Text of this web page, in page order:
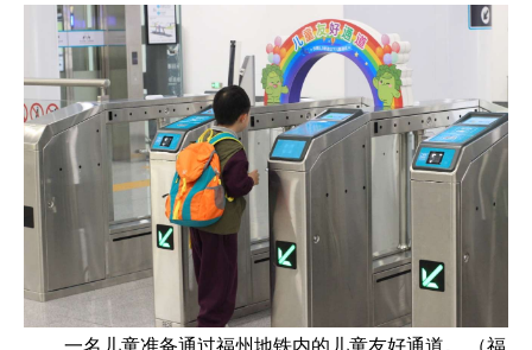
一名儿童准备通过福州地铁内的儿童友好通道。 （福